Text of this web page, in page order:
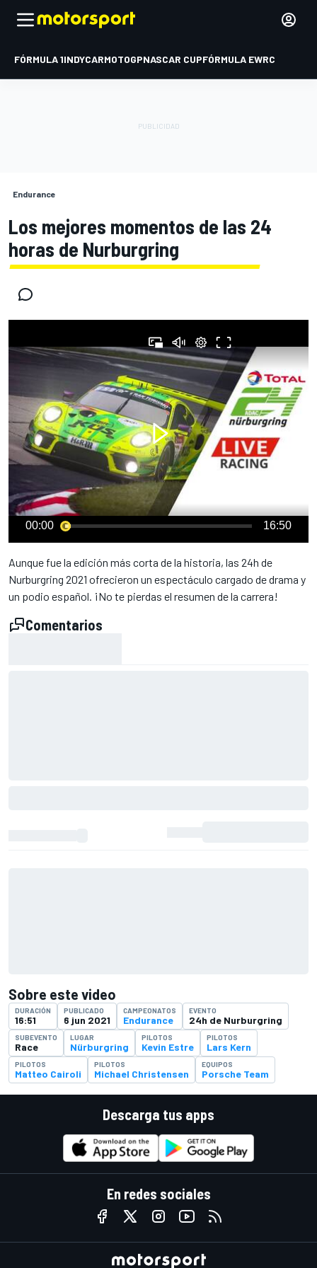
FÓRMULA 1INDYCARMOTOGPNASCAR CUPFÓRMULA EWRC
Endurance
Los mejores momentos de las 24
horas de Nurburgring
00:00 16:50
Aunque fue la edición más corta de la historia, las 24h de
Nurburgring 2021 ofrecieron un espectáculo cargado de drama y
un podio español. ¡No te pierdas el resumen de la carrera!
Comentarios
Sobre este video
DURACIÓN
16:51
PUBLICADO
6 jun 2021
CAMPEONATOS
Endurance
EVENTO
24h de Nurburgring
SUBEVENTO
Race
LUGAR
Nürburgring
PILOTOS
Kevin Estre
PILOTOS
Lars Kern
PILOTOS
Matteo Cairoli
PILOTOS
Michael Christensen
EQUIPOS
Porsche Team
Descarga tus apps
En redes sociales